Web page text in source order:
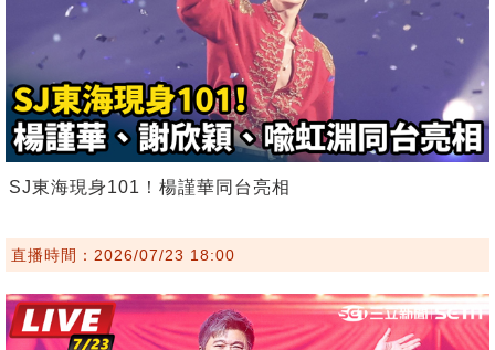
SJ東海現身101！楊謹華同台亮相
直播時間：2026/07/23 18:00